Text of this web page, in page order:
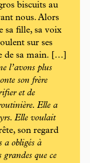
biscuits au
nous. Alors
sa fille, sa voix
sur ses
de sa main. […]
l’avons plus
son frère
et de
Elle a
Elle voulait
son regard
a obligés à
grandes que ce